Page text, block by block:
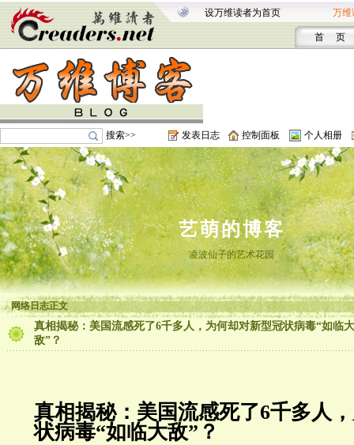
设万维读者为首页 万维
首 页
搜索>> 发表日志 控制面板 个人相册
艺萌的博客
凌波仙子的艺术花园
网络日志正文
真相揭秘：美国流感死了6千多人，为何却对新型冠状病毒“如临大
敌”？
真相揭秘：美国流感死了6千多人
状病毒“如临大敌”？